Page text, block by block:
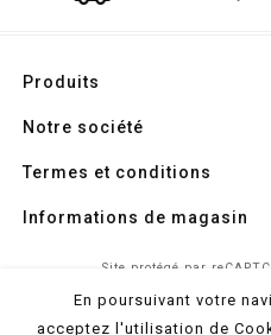
Produits
Notre société
Termes et conditions
Informations de magasin
Site protégé par
En poursuivant votre
acceptez l'utilisation de